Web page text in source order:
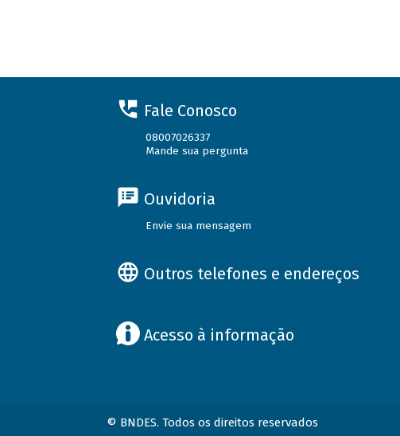
Fale Conosco
08007026337
Mande sua pergunta
Ouvidoria
Envie sua mensagem
Outros telefones e endereços
Acesso à informação
© BNDES. Todos os direitos reservados